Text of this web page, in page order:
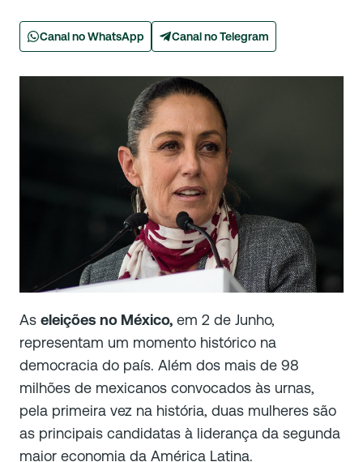
Canal no WhatsApp Canal no Telegram
As eleições no México, em 2 de Junho,
representam um momento histórico na
democracia do país. Além dos mais de 98
milhões de mexicanos convocados às urnas,
pela primeira vez na história, duas mulheres são
as principais candidatas à liderança da segunda
maior economia da América Latina.